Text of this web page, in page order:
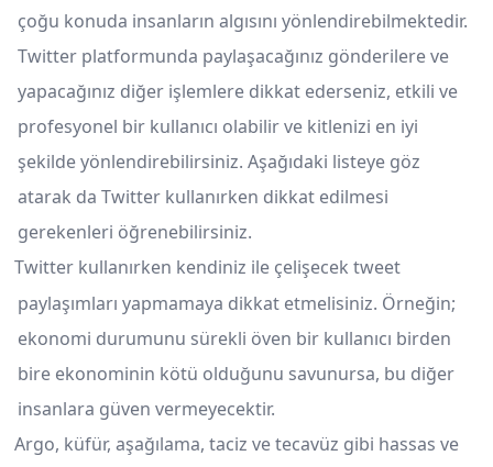
çoğu konuda insanların algısını yönlendirebilmektedir.
Twitter platformunda paylaşacağınız gönderilere ve
yapacağınız diğer işlemlere dikkat ederseniz, etkili ve
profesyonel bir kullanıcı olabilir ve kitlenizi en iyi
şekilde yönlendirebilirsiniz. Aşağıdaki listeye göz
atarak da Twitter kullanırken dikkat edilmesi
gerekenleri öğrenebilirsiniz.
Twitter kullanırken kendiniz ile çelişecek tweet
paylaşımları yapmamaya dikkat etmelisiniz. Örneğin;
ekonomi durumunu sürekli öven bir kullanıcı birden
bire ekonominin kötü olduğunu savunursa, bu diğer
insanlara güven vermeyecektir.
Argo, küfür, aşağılama, taciz ve tecavüz gibi hassas ve